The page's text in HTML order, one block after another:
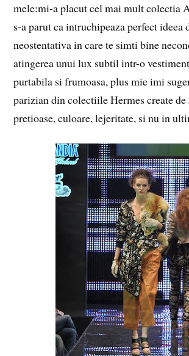
mele:mi-a placut cel mai mult colectia
s-a parut ca intruchipeaza perfect ideea
neostentativa in care te simti bine
atingerea unui lux subtil intr-o
purtabila si frumoasa, plus mie imi
parizian din colectiile Hermes create de
pretioase, culoare, lejeritate, si nu in